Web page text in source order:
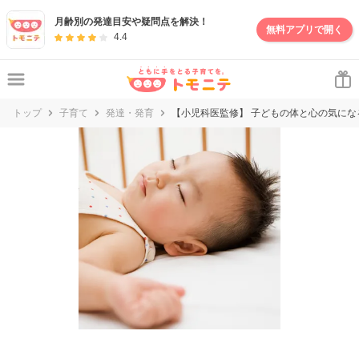
月齢別の発達目安や疑問点を解決！
4.4
無料アプリで開く
トップ 子育て 発達・発育 【小児科医監修】 子どもの体と心の気に